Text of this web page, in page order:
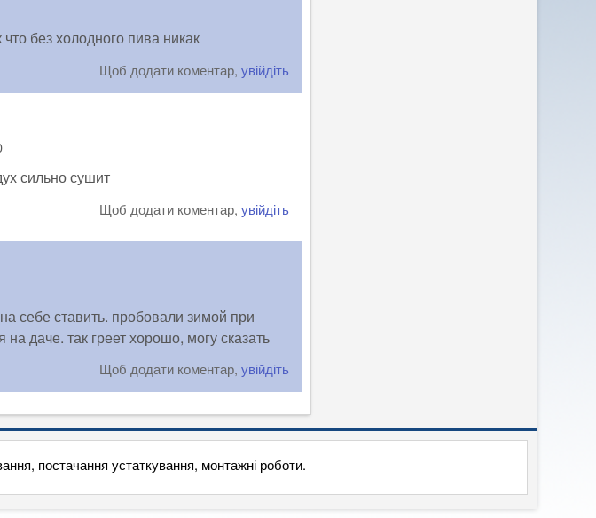
без холодного пива никак
Щоб додати коментар,увійдіть
сильно сушит
Щоб додати коментар,увійдіть
себе ставить. пробовали зимой при
даче. так греет хорошо, могу сказать
Щоб додати коментар,увійдіть
постачання устаткування, монтажні роботи.